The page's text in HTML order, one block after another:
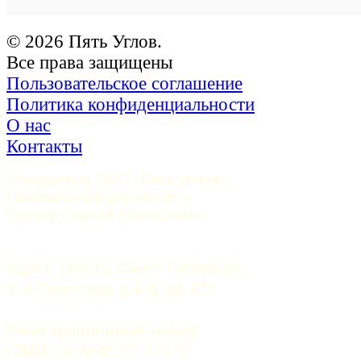
© 2026 Пять Углов.
Все права защищены
Пользовательское соглашение
Политика конфиденциальности
О нас
Контакты
Учредитель ООО «Пять углов».
Генеральный директор —
Грачев Сергей Викторович
Адрес: 191015, Санкт-Петербург,
9-я Советская, д.4-6, оф.415
Регистрационный номер
СМИ: Эл №ФС77-37070.